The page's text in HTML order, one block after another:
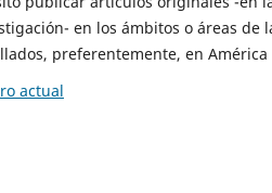
en los ámbitos o áreas de
preferentemente, en
actual